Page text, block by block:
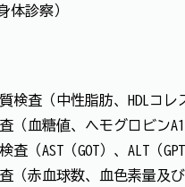
体診察）
検査（中性脂肪、HDLコ
（血糖値、ヘモグロビン
査（AST（GOT）、ALT（
（赤血球数、血色素量及